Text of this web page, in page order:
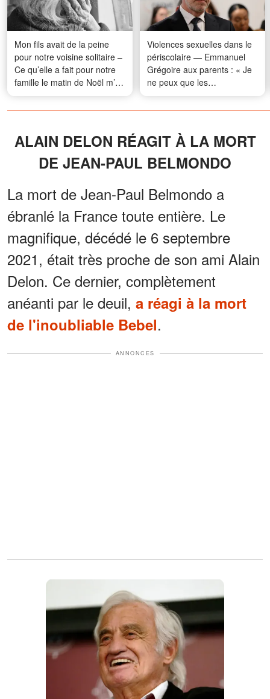
Mon fils avait de la peine
pour notre voisine solitaire –
Ce qu’elle a fait pour notre
famille le matin de Noël m’a
émue aux larmes
Violences sexuelles dans le
périscolaire — Emmanuel
Grégoire aux parents : « Je
ne peux que les
comprendre, leur demander
pardon »
ALAIN DELON RÉAGIT À LA MORT
DE JEAN-PAUL BELMONDO
La mort de Jean-Paul Belmondo a
ébranlé la France toute entière. Le
magnifique, décédé le 6 septembre
2021, était très proche de son ami Alain
Delon. Ce dernier, complètement
anéanti par le deuil, a réagi à la mort
de l'inoubliable Bebel.
ANNONCES